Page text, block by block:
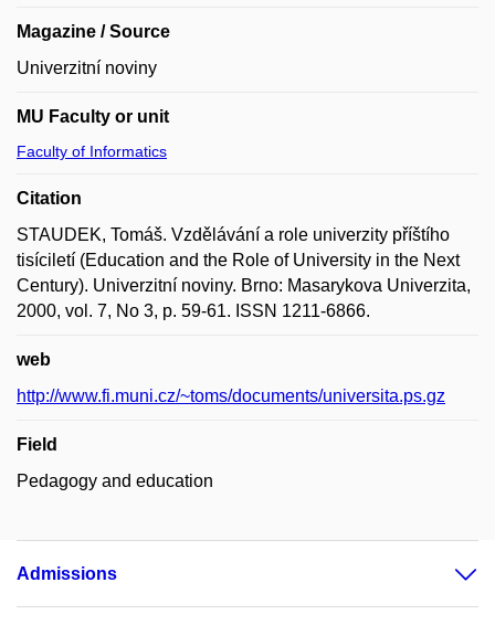
Magazine / Source
Univerzitní noviny
MU Faculty or unit
Faculty of Informatics
Citation
STAUDEK, Tomáš. Vzdělávání a role univerzity příštího
tisíciletí (Education and the Role of University in the Next
Century). Univerzitní noviny. Brno: Masarykova Univerzita,
2000, vol. 7, No 3, p. 59-61. ISSN 1211-6866.
web
http://www.fi.muni.cz/~toms/documents/universita.ps.gz
Field
Pedagogy and education
Admissions